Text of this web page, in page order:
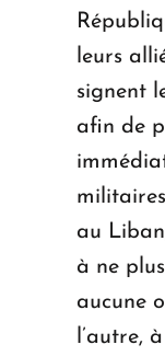
leurs
signent
afin de
au
à ne
aucune
l’autre,